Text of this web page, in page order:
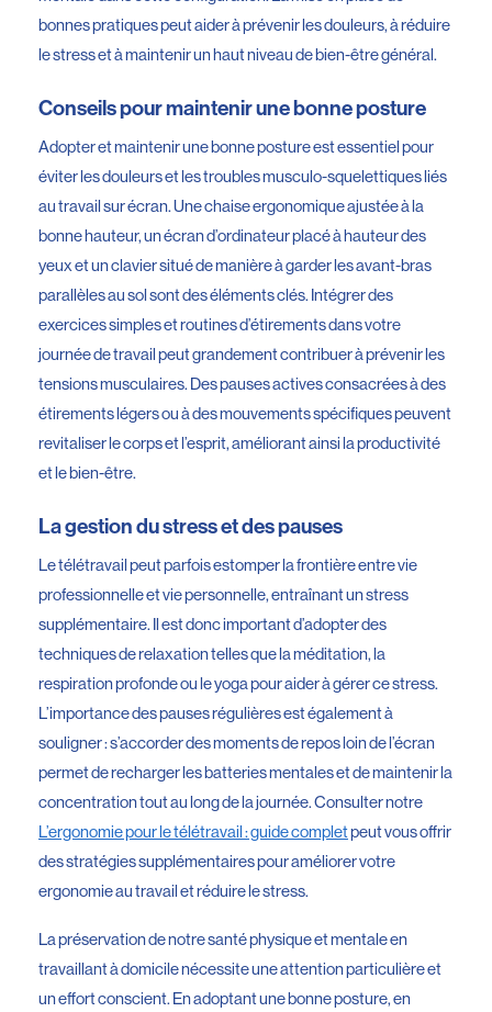
bonnes pratiques peut aider à prévenir les douleurs, à réduire
le stress et à maintenir un haut niveau de bien-être général.
Conseils pour maintenir une bonne posture
Adopter et maintenir une bonne posture est essentiel pour
éviter les douleurs et les troubles musculo-squelettiques liés
au travail sur écran. Une chaise ergonomique ajustée à la
bonne hauteur, un écran d’ordinateur placé à hauteur des
yeux et un clavier situé de manière à garder les avant-bras
parallèles au sol sont des éléments clés. Intégrer des
exercices simples et routines d’étirements dans votre
journée de travail peut grandement contribuer à prévenir les
tensions musculaires. Des pauses actives consacrées à des
étirements légers ou à des mouvements spécifiques peuvent
revitaliser le corps et l’esprit, améliorant ainsi la productivité
et le bien-être.
La gestion du stress et des pauses
Le télétravail peut parfois estomper la frontière entre vie
professionnelle et vie personnelle, entraînant un stress
supplémentaire. Il est donc important d’adopter des
techniques de relaxation telles que la méditation, la
respiration profonde ou le yoga pour aider à gérer ce stress.
L’importance des pauses régulières est également à
souligner : s’accorder des moments de repos loin de l’écran
permet de recharger les batteries mentales et de maintenir la
concentration tout au long de la journée. Consulter notre
L’ergonomie pour le télétravail : guide completpeut vous offrir
des stratégies supplémentaires pour améliorer votre
ergonomie au travail et réduire le stress.
La préservation de notre santé physique et mentale en
travaillant à domicile nécessite une attention particulière et
un effort conscient. En adoptant une bonne posture, en